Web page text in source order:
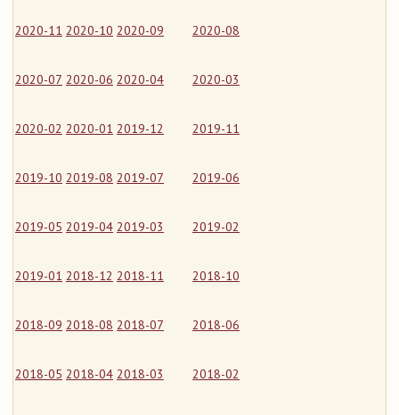
2020-11 2020-10 2020-09 2020-08
2020-07 2020-06 2020-04 2020-03
2020-02 2020-01 2019-12 2019-11
2019-10 2019-08 2019-07 2019-06
2019-05 2019-04 2019-03 2019-02
2019-01 2018-12 2018-11 2018-10
2018-09 2018-08 2018-07 2018-06
2018-05 2018-04 2018-03 2018-02